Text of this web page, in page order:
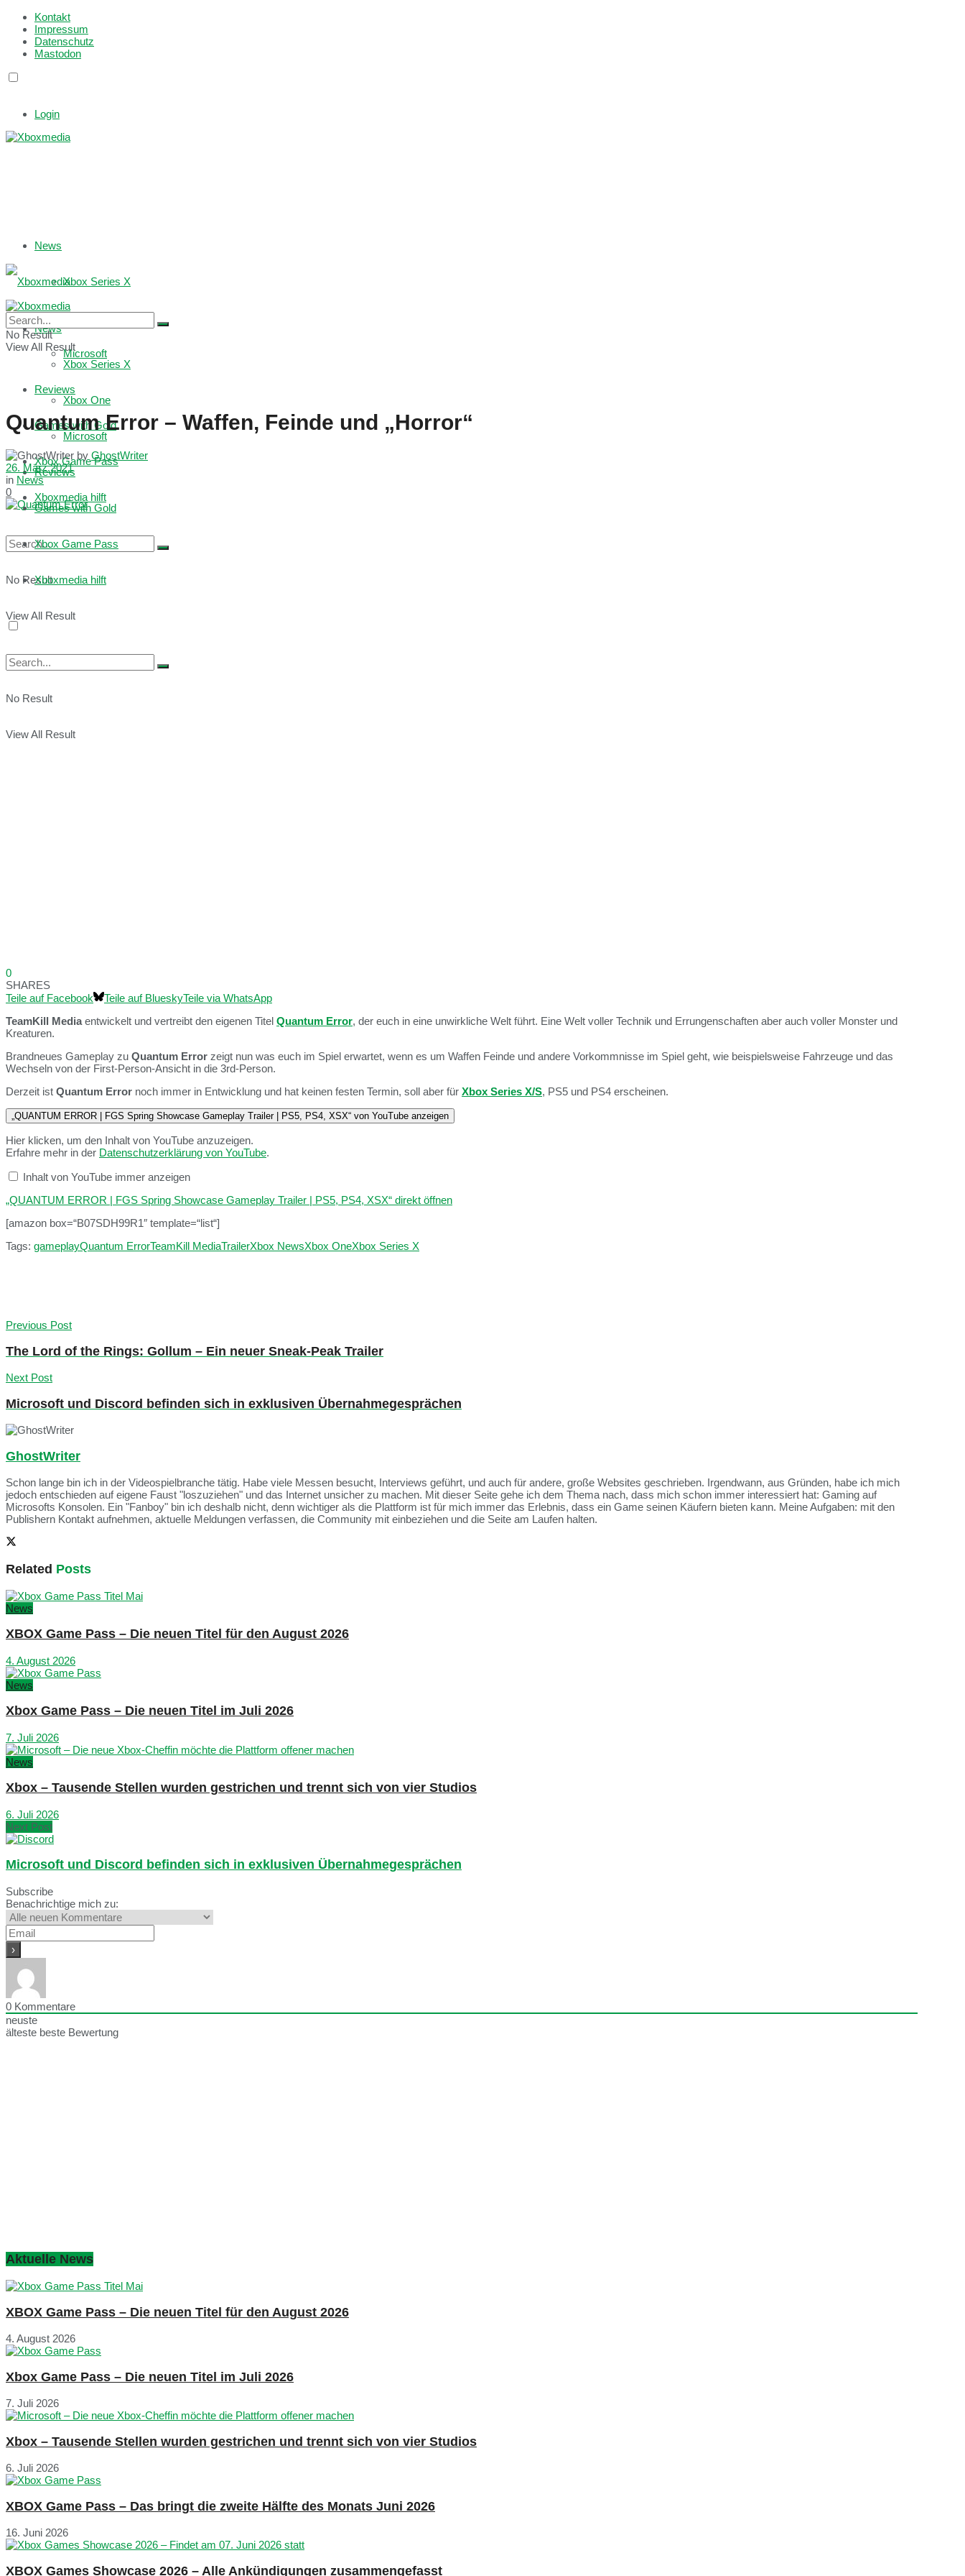
Kontakt
Impressum
Datenschutz
Mastodon
Login
News
Xbox Series X
Microsoft
Reviews
Games with Gold
Xbox Game Pass
Xboxmedia hilft
No Result
View All Result
News
Xbox Series X
Xbox One
Microsoft
Reviews
Games with Gold
Xbox Game Pass
Xboxmedia hilft
No Result
View All Result
No Result
View All Result
Quantum Error – Waffen, Feinde und „Horror“
by GhostWriter
26. März 2021
in News
0
0
SHARES
Teile auf Facebook
Teile auf BlueskyTeile via WhatsApp
TeamKill Mediaentwickelt und vertreibt den eigenen Titel Quantum Error, der euch in eine unwirkliche Welt führt. Eine Welt voller Technik und Errungenschaften aber auch voller Monster und
Kreaturen.
Brandneues Gameplay zu Quantum Error zeigt nun was euch im Spiel erwartet, wenn es um Waffen Feinde und andere Vorkommnisse im Spiel geht, wie beispielsweise Fahrzeuge und das
Wechseln von der First-Person-Ansicht in die 3rd-Person.
Derzeit ist Quantum Error noch immer in Entwicklung und hat keinen festen Termin, soll aber für Xbox Series X/S, PS5 und PS4 erscheinen.
„QUANTUM ERROR | FGS Spring Showcase Gameplay Trailer | PS5, PS4, XSX“ von YouTube anzeigen
Hier klicken, um den Inhalt von YouTube anzuzeigen.
Erfahre mehr in der Datenschutzerklärung von YouTube.
Inhalt von YouTube immer anzeigen
„QUANTUM ERROR | FGS Spring Showcase Gameplay Trailer | PS5, PS4, XSX“ direkt öffnen
[amazon box=“B07SDH99R1″ template=“list“]
Tags: gameplayQuantum ErrorTeamKill MediaTrailerXbox NewsXbox OneXbox Series X
Previous Post
The Lord of the Rings: Gollum – Ein neuer Sneak-Peak Trailer
Next Post
Microsoft und Discord befinden sich in exklusiven Übernahmegesprächen
GhostWriter
Schon lange bin ich in der Videospielbranche tätig. Habe viele Messen besucht, Interviews geführt, und auch für andere, große Websites geschrieben. Irgendwann, aus Gründen, habe ich mich
jedoch entschieden auf eigene Faust "loszuziehen" und das Internet unsicher zu machen. Mit dieser Seite gehe ich dem Thema nach, dass mich schon immer interessiert hat: Gaming auf
Microsofts Konsolen. Ein "Fanboy" bin ich deshalb nicht, denn wichtiger als die Plattform ist für mich immer das Erlebnis, dass ein Game seinen Käufern bieten kann. Meine Aufgaben: mit den
Publishern Kontakt aufnehmen, aktuelle Meldungen verfassen, die Community mit einbeziehen und die Seite am Laufen halten.
Related Posts
News
XBOX Game Pass – Die neuen Titel für den August 2026
4. August 2026
News
Xbox Game Pass – Die neuen Titel im Juli 2026
7. Juli 2026
News
Xbox – Tausende Stellen wurden gestrichen und trennt sich von vier Studios
6. Juli 2026
Next Post
Microsoft und Discord befinden sich in exklusiven Übernahmegesprächen
Subscribe
Benachrichtige mich zu:
0 Kommentare
neuste
älteste beste Bewertung
Aktuelle News
XBOX Game Pass – Die neuen Titel für den August 2026
4. August 2026
Xbox Game Pass – Die neuen Titel im Juli 2026
7. Juli 2026
Xbox – Tausende Stellen wurden gestrichen und trennt sich von vier Studios
6. Juli 2026
XBOX Game Pass – Das bringt die zweite Hälfte des Monats Juni 2026
16. Juni 2026
XBOX Games Showcase 2026 – Alle Ankündigungen zusammengefasst